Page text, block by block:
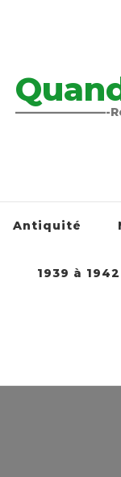
————————-
Antiquité
1939 à 1942